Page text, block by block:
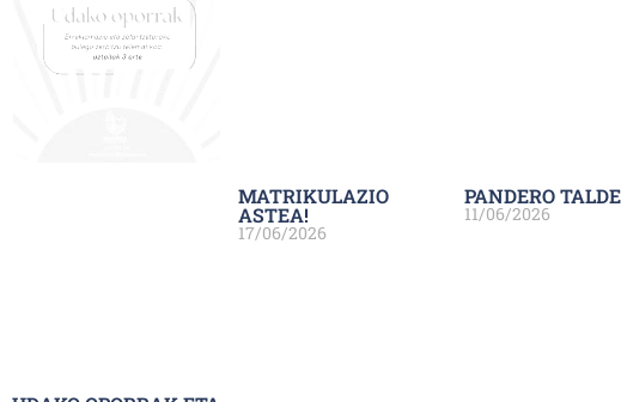
MATRIKULAZIO
ASTEA!
17/06/2026
PANDERO
11/06/2026